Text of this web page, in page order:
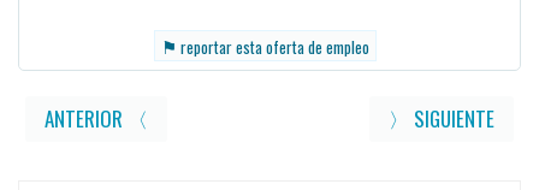
⚑ reportar esta oferta de empleo
ANTERIOR 〈 〉 SIGUIENTE